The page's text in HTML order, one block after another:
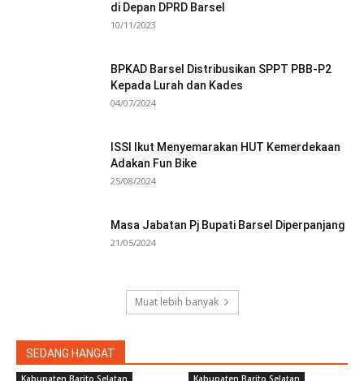
di Depan DPRD Barsel
10/11/2023
BPKAD Barsel Distribusikan SPPT PBB-P2
Kepada Lurah dan Kades
04/07/2024
ISSI Ikut Menyemarakan HUT Kemerdekaan
Adakan Fun Bike
25/08/2024
Masa Jabatan Pj Bupati Barsel Diperpanjang
21/05/2024
Muat lebih banyak
SEDANG HANGAT
Kabupaten Barito Selatan Kabupaten Barito Selatan